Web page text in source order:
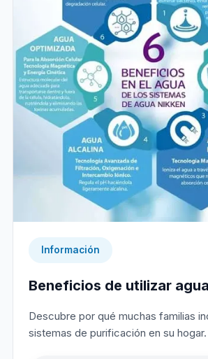
Información
Beneficios de utilizar
Descubre por qué muchas familias
sistemas de purificación en su